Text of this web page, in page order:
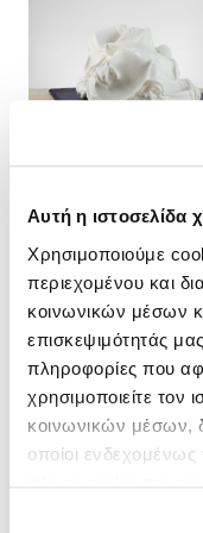
Αυτή η ιστοσελίδα
Χρησιμοποιούμε
περιεχομένου και
κοινωνικών μέσων
επισκεψιμότητάς
πληροφορίες που
χρησιμοποιείτε τον
κοινωνικών μέσων,
οποίοι
MAXIMUM
82821
Περισσότερα για το